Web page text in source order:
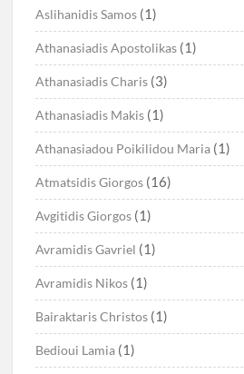
Aslihanidis Samos (1)
Athanasiadis Apostolikas (1)
Athanasiadis Charis (3)
Athanasiadis Makis (1)
Athanasiadou Poikilidou Maria (1)
Atmatsidis Giorgos (16)
Avgitidis Giorgos (1)
Avramidis Gavriel (1)
Avramidis Nikos (1)
Bairaktaris Christos (1)
Bedioui Lamia (1)